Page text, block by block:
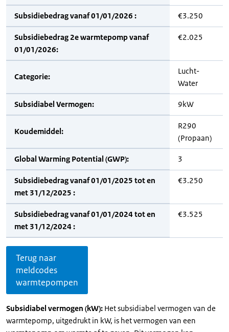
Subsidiebedrag vanaf 01/01/2026 : €3.250
Subsidiebedrag 2e warmtepomp vanaf
01/01/2026:
€2.025
Categorie:
Lucht-
Water
Subsidiabel Vermogen: 9kW
Koudemiddel:
R290
(Propaan)
Global Warming Potential (GWP): 3
Subsidiebedrag vanaf 01/01/2025 tot en
met 31/12/2025 :
€3.250
Subsidiebedrag vanaf 01/01/2024 tot en
met 31/12/2024 :
€3.525
Terug naar
meldcodes
warmtepompen
Subsidiabel vermogen (kW): Het subsidiabel vermogen van de
warmtepomp, uitgedrukt in kW, is het vermogen van een